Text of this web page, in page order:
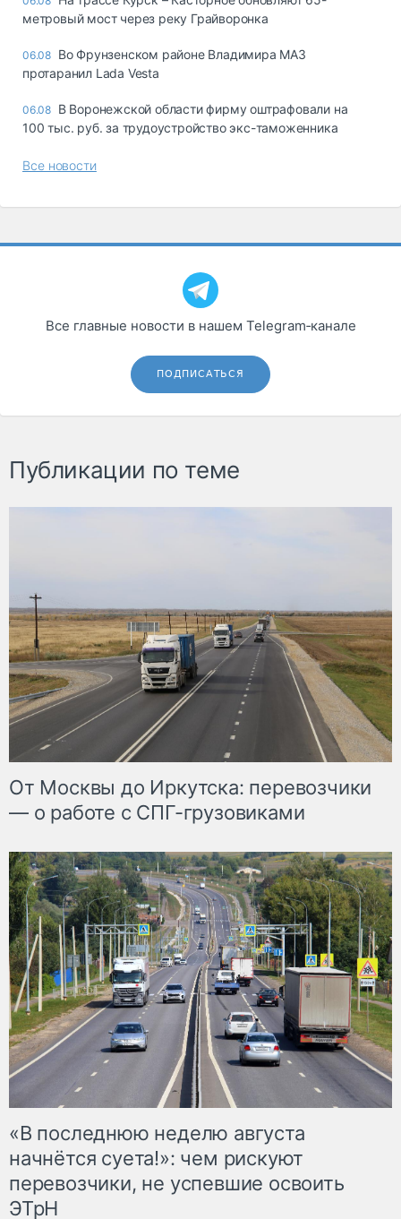
метровый мост через реку Грайворонка
06.08 Во Фрунзенском районе Владимира МАЗ
протаранил Lada Vesta
06.08 В Воронежской области фирму оштрафовали на
100 тыс. руб. за трудоустройство экс-таможенника
Все новости
Все главные новости в нашем Telegram‑канале
ПОДПИСАТЬСЯ
Публикации по теме
От Москвы до Иркутска: перевозчики
— о работе с СПГ-грузовиками
«В последнюю неделю августа
начнётся суета!»: чем рискуют
перевозчики, не успевшие освоить
ЭТрН